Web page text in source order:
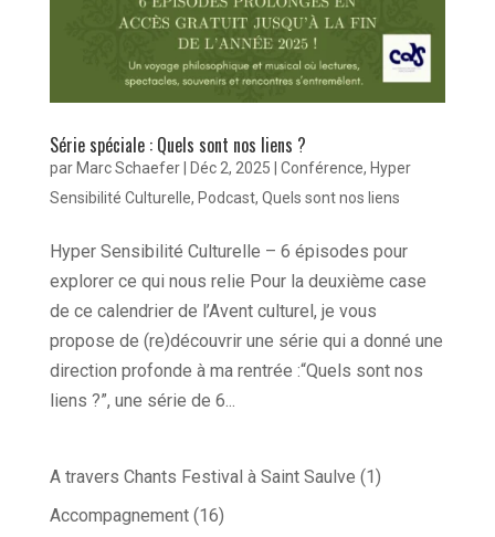
Série spéciale : Quels sont nos liens ?
par Marc Schaefer| Déc 2, 2025 Conférence, Hyper
Sensibilité Culturelle, Podcast, Quels sont nos liens
Hyper Sensibilité Culturelle – 6 épisodes pour
explorer ce qui nous relie Pour la deuxième case
de ce calendrier de l’Avent culturel, je vous
propose de (re)découvrir une série qui a donné une
direction profonde à ma rentrée :“Quels sont nos
liens ?”, une série de 6...
A travers Chants Festival à Saint Saulve (1)
Accompagnement(16)